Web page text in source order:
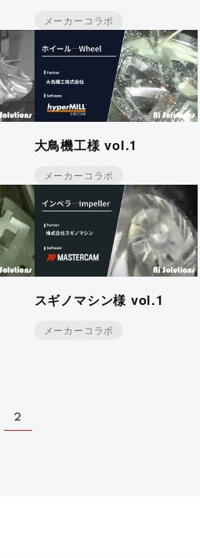
メーカーコラボ
大鳥機工様 vol.1
メーカーコラボ
スギノマシン様 vol.1
メーカーコラボ
2